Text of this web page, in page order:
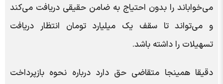
می‌خواباند را بدون احتیاج به ضامن حقیقی دریافت می‌کند
و می‌تواند تا سقف یک میلیارد تومان انتظار دریافت
تسهیلات را داشته باشد.
دقیقا همینجا متقاضی حق دارد درباره نحوه بازپرداخت